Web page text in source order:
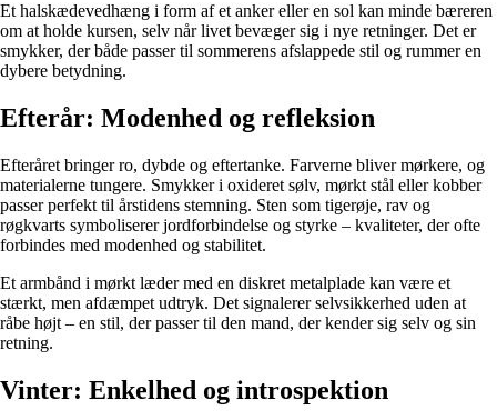
Et halskædevedhæng i form af et anker eller en sol kan minde bæreren
om at holde kursen, selv når livet bevæger sig i nye retninger. Det er
smykker, der både passer til sommerens afslappede stil og rummer en
dybere betydning.
Efterår: Modenhed og refleksion
Efteråret bringer ro, dybde og eftertanke. Farverne bliver mørkere, og
materialerne tungere. Smykker i oxideret sølv, mørkt stål eller kobber
passer perfekt til årstidens stemning. Sten som tigerøje, rav og
røgkvarts symboliserer jordforbindelse og styrke – kvaliteter, der ofte
forbindes med modenhed og stabilitet.
Et armbånd i mørkt læder med en diskret metalplade kan være et
stærkt, men afdæmpet udtryk. Det signalerer selvsikkerhed uden at
råbe højt – en stil, der passer til den mand, der kender sig selv og sin
retning.
Vinter: Enkelhed og introspektion